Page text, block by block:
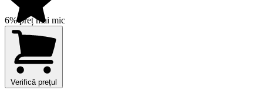
6% preț mai mic
Verifică prețul